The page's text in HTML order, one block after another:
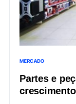
MERCADO
Partes e